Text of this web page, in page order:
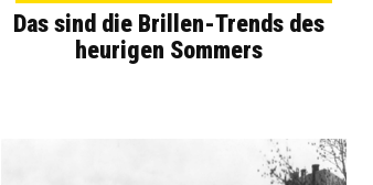
Das sind die Brillen-Trends des
heurigen Sommers